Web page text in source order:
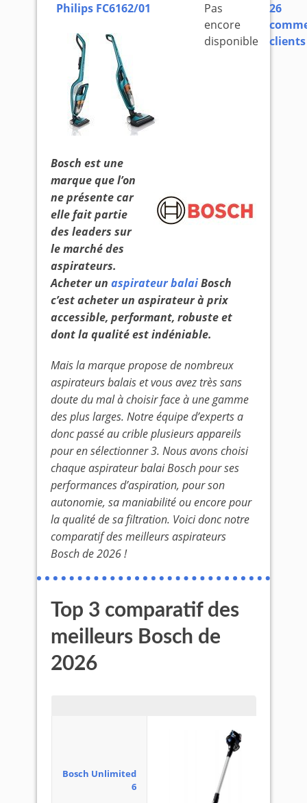
Philips FC6162/01
Pas
encore
disponible
26
clients
Bosch est une
marque que l’on
ne présente car
elle fait partie
des leaders sur
le marché des
aspirateurs.
Acheter un aspirateur balaiBosch
c’est acheter un aspirateur à prix
accessible, performant, robuste et
dont la qualité est indéniable.
Mais la marque propose de nombreux
aspirateurs balais et vous avez très sans
doute du mal à choisir face à une gamme
des plus larges. Notre équipe d’experts a
donc passé au crible plusieurs appareils
pour en sélectionner 3. Nous avons choisi
chaque aspirateur balai Bosch pour ses
performances d’aspiration, pour son
autonomie, sa maniabilité ou encore pour
la qualité de sa filtration. Voici donc notre
comparatif des meilleurs aspirateurs
Bosch de 2026 !
Top 3 comparatif des
meilleurs Bosch de
2026
Bosch Unlimited
6